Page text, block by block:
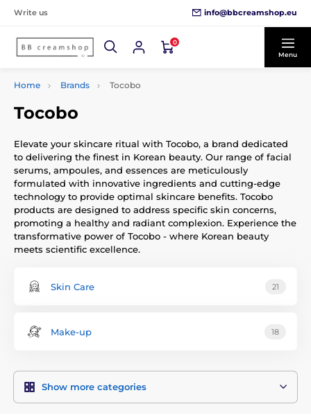
Write us info@bbcreamshop.eu
0
Menu
Home Brands Tocobo
Tocobo
Elevate your skincare ritual with Tocobo, a brand dedicated
to delivering the finest in Korean beauty. Our range of facial
serums, ampoules, and essences are meticulously
formulated with innovative ingredients and cutting-edge
technology to provide optimal skincare benefits. Tocobo
products are designed to address specific skin concerns,
promoting a healthy and radiant complexion. Experience the
transformative power of Tocobo - where Korean beauty
meets scientific excellence.
Skin Care 21
Make-up 18
Show more categories